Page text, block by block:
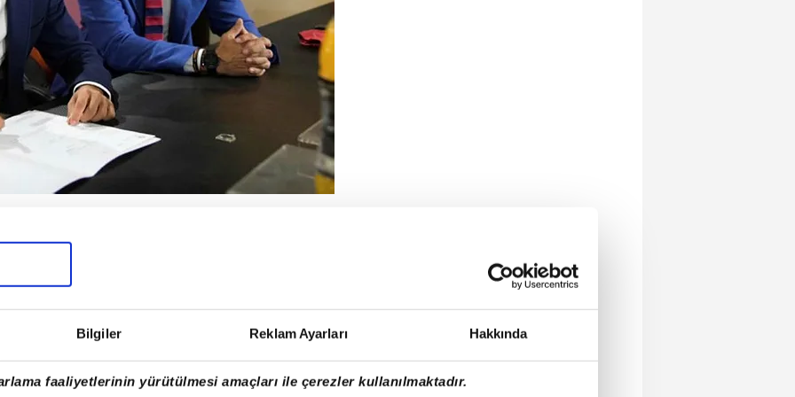
Bilgiler Reklam Ayarları Hakkında
faaliyetlerinin yürütülmesi amaçları ile çerezler kullanılmaktadır.
Monchi, Liverpool'u 4-2 mağlup
5-2 kaybetmeleri sebebiyle
ardından önemli
tamamı;